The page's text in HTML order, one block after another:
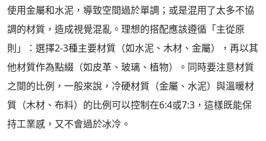
使用金屬和水泥，導致空間過於單調；或是混用了太多不協
調的材質，造成視覺混亂。理想的搭配應該遵循「主從原
則」：選擇2-3種主要材質（如水泥、木材、金屬），再以其
他材質作為點綴（如皮革、玻璃、植物）。同時要注意材質
之間的比例，一般來說，冷硬材質（金屬、水泥）與溫暖材
質（木材、布料）的比例可以控制在6:4或7:3，這樣既能保
持工業感，又不會過於冰冷。